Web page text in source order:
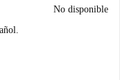
No disponible